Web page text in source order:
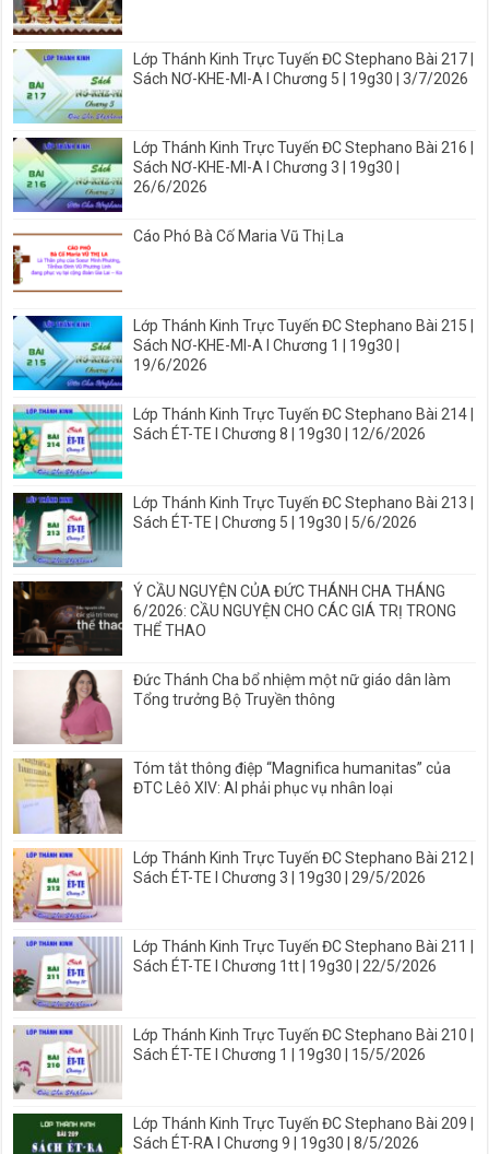
Lớp Thánh Kinh Trực Tuyến ĐC Stephano Bài 217 |
Sách NƠ-KHE-MI-A I Chương 5 | 19g30 | 3/7/2026
Lớp Thánh Kinh Trực Tuyến ĐC Stephano Bài 216 |
Sách NƠ-KHE-MI-A I Chương 3 | 19g30 |
26/6/2026
Cáo Phó Bà Cố Maria Vũ Thị La
Lớp Thánh Kinh Trực Tuyến ĐC Stephano Bài 215 |
Sách NƠ-KHE-MI-A I Chương 1 | 19g30 |
19/6/2026
Lớp Thánh Kinh Trực Tuyến ĐC Stephano Bài 214 |
Sách ÉT-TE I Chương 8 | 19g30 | 12/6/2026
Lớp Thánh Kinh Trực Tuyến ĐC Stephano Bài 213 |
Sách ÉT-TE | Chương 5 | 19g30 | 5/6/2026
Ý CẦU NGUYỆN CỦA ĐỨC THÁNH CHA THÁNG
6/2026: CẦU NGUYỆN CHO CÁC GIÁ TRỊ TRONG
THỂ THAO
Đức Thánh Cha bổ nhiệm một nữ giáo dân làm
Tổng trưởng Bộ Truyền thông
Tóm tắt thông điệp “Magnifica humanitas” của
ĐTC Lêô XIV: AI phải phục vụ nhân loại
Lớp Thánh Kinh Trực Tuyến ĐC Stephano Bài 212 |
Sách ÉT-TE I Chương 3 | 19g30 | 29/5/2026
Lớp Thánh Kinh Trực Tuyến ĐC Stephano Bài 211 |
Sách ÉT-TE I Chương 1tt | 19g30 | 22/5/2026
Lớp Thánh Kinh Trực Tuyến ĐC Stephano Bài 210 |
Sách ÉT-TE I Chương 1 | 19g30 | 15/5/2026
Lớp Thánh Kinh Trực Tuyến ĐC Stephano Bài 209 |
Sách ÉT-RA I Chương 9 | 19g30 | 8/5/2026